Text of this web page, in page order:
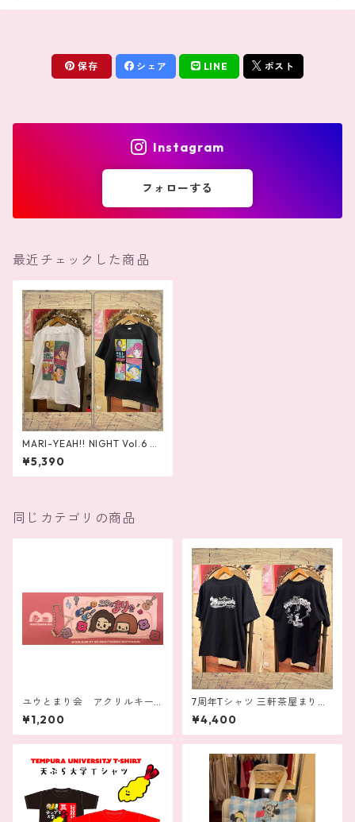
保存 シェア LINE ポスト
Instagram
フォローする
最近チェックした商品
MARI-YEAH!! NIGHT Vol.6 T
シャツ
¥5,390
同じカテゴリの商品
ユウとまり会 アクリルキー
ホルダー
¥1,200
7周年Tシャツ 三軒茶屋まり屋
ーズ
¥4,400